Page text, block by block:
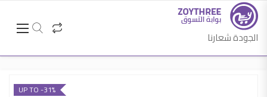
الجودة شعارنا
UP TO -31%